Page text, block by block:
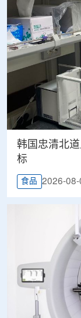
韩国忠清北
标
食品 2026-08-